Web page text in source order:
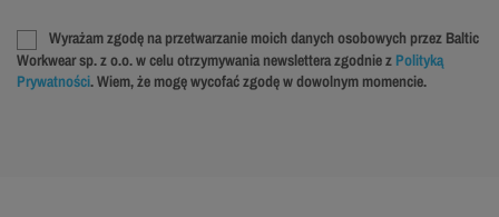
Wyrażam zgodę na przetwarzanie moich danych osobowych przez Baltic
Workwear sp. z o.o. w celu otrzymywania newslettera zgodnie z Polityką
Prywatności. Wiem, że mogę wycofać zgodę w dowolnym momencie.